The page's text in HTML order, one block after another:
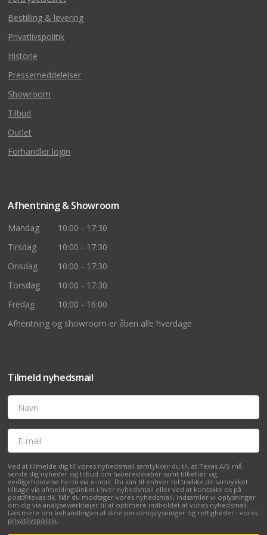
Bestilling & levering
Privatlivspolitik
Historie
Pressemeddelelser
Showroom
Tilbud
Outlet
Forhandler login
Afhentning & Showroom
Mandag
10:00 - 17:30
Tirsdag
10:00 - 17:30
Onsdag
10:00 - 17:30
Torsdag
10:00 - 17:30
Fredag
10:00 - 16:00
Afhentning og showroom er åben alle hverdage
Tilmeld nyhedsmail
Navn
E-mail
Ved at tilmelde dig til vores nyhedsmail samtykker du til, at Texas A/S må
sende dig nyheder og tilbud om haveredskaber samt tilbehør og
vedligeholdelse hertil via e-mail. Du kan til enhver tid trække dit samtykket
tilbage via afmeldingslinket i hver nyhedsmail eller ved at kontakte os på
post@texas.dk. Når du modtager vores nyhedsmail, indsamler vi oplysninger
om dig via analyseværktøjer til at optimere indholdet af vores nyhedsmail.
Læs mere om behandlingen af dine personoplysninger og rettigheder i vores
privatlivspolitik.